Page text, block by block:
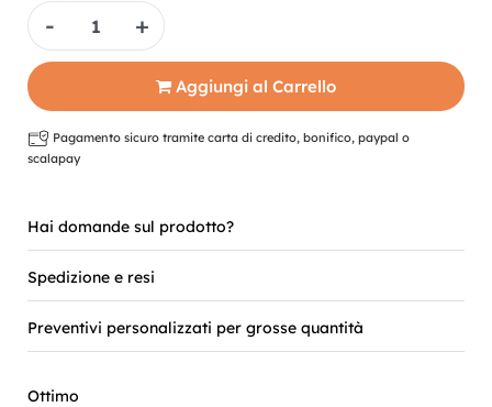
Quantità
Aggiungi al Carrello
Pagamento sicuro tramite carta di credito, bonifico, paypal o
scalapay
Hai domande sul prodotto?
Spedizione e resi
Preventivi personalizzati per grosse quantità
Ottimo